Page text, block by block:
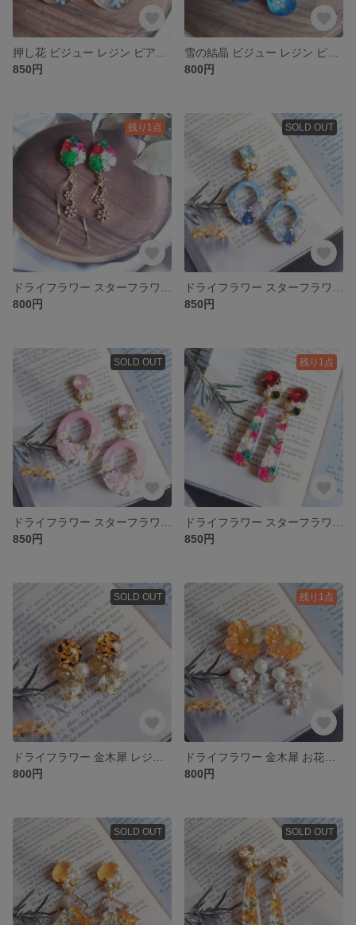
850円
800円
残り1点
800円
SOLD OUT
850円
SOLD OUT
850円
残り1点
850円
SOLD OUT
800円
残り1点
800円
SOLD OUT SOLD OUT